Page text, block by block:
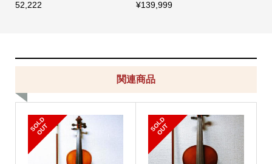
¥
¥79,999
関連商品
S
O
L
D
O
U
T S
O
L
D
O
U
T